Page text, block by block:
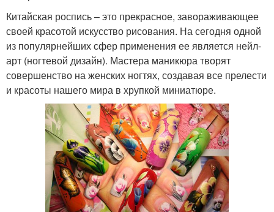
Китайская роспись – это прекрасное, завораживающее
своей красотой искусство рисования. На сегодня одной
из популярнейших сфер применения ее является нейл-
арт (ногтевой дизайн). Мастера маникюра творят
совершенство на женских ногтях, создавая все прелести
и красоты нашего мира в хрупкой миниатюре.